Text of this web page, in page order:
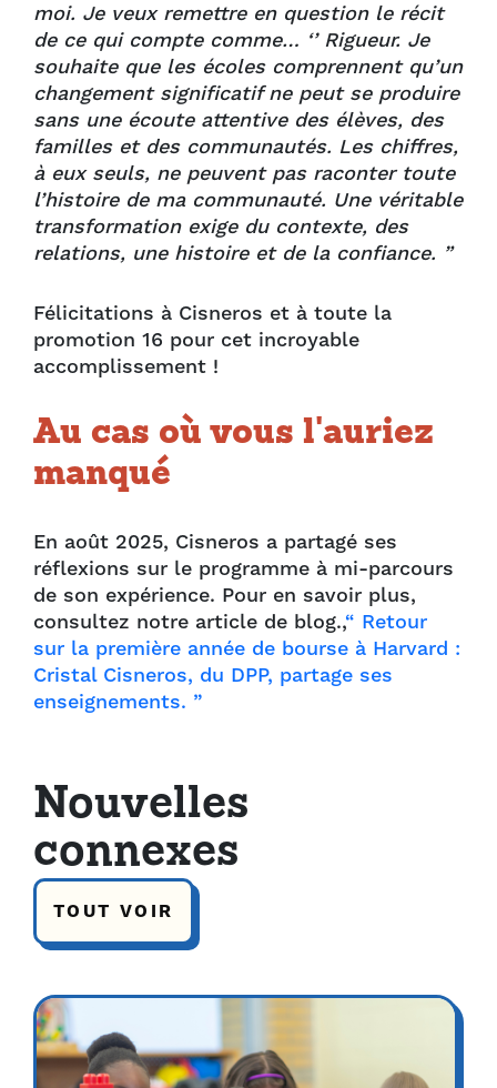
moi. Je veux remettre en question le récit
de ce qui compte comme… ‘’ Rigueur. Je
souhaite que les écoles comprennent qu’un
changement significatif ne peut se produire
sans une écoute attentive des élèves, des
familles et des communautés. Les chiffres,
à eux seuls, ne peuvent pas raconter toute
l’histoire de ma communauté. Une véritable
transformation exige du contexte, des
relations, une histoire et de la confiance. ”
Félicitations à Cisneros et à toute la
promotion 16 pour cet incroyable
accomplissement !
Au cas où vous l'auriez
manqué
En août 2025, Cisneros a partagé ses
réflexions sur le programme à mi-parcours
de son expérience. Pour en savoir plus,
consultez notre article de blog.,“ Retour
sur la première année de bourse à Harvard :
Cristal Cisneros, du DPP, partage ses
enseignements. ”
Nouvelles
connexes
TOUT VOIR